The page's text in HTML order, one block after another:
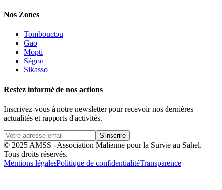
Nos Zones
Tombouctou
Gao
Mopti
Ségou
Sikasso
Restez informé de nos actions
Inscrivez-vous à notre newsletter pour recevoir nos dernières
actualités et rapports d'activités.
S'inscrire
© 2025 AMSS - Association Malienne pour la Survie au Sahel.
Tous droits réservés.
Mentions légalesPolitique de confidentialitéTransparence